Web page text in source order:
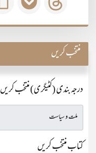
منتخب کریں
درجہ بندی (کٹیگری) منتخب کریں
کتاب منتخب کریں